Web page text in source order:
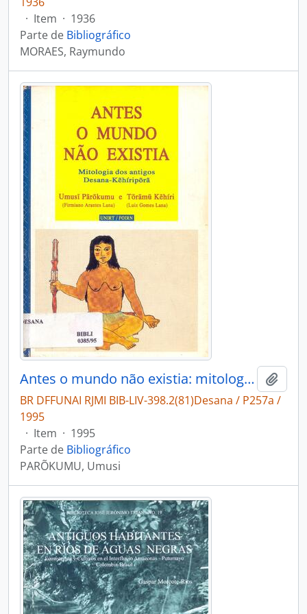
· Item · 1936
Parte de Bibliográfico
MORAES, Raymundo
Antes o mundo não existia: mitologia dos antigos Desana-Kehéripõrã.
BR DFFUNAI RJMI BIB-LIV-398.2(81)Desana / P257a /
1995
· Item · 1995
Parte de Bibliográfico
PARÕKUMU, Umusi